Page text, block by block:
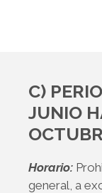
C)
JUNIO
Horario:
general, a